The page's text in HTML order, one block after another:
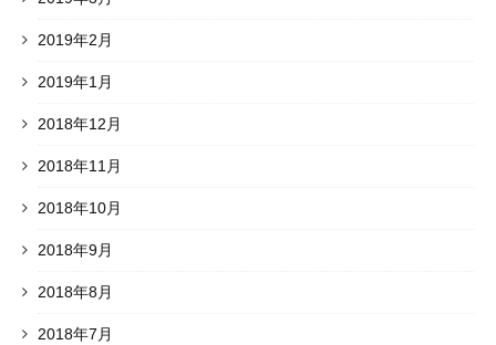
2019年2月
2019年1月
2018年12月
2018年11月
2018年10月
2018年9月
2018年8月
2018年7月